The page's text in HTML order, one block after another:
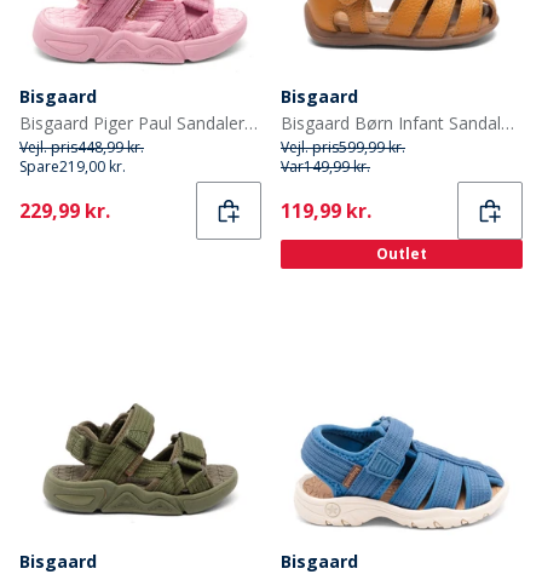
Bisgaard
Bisgaard Piger Paul Sandaler Rose
Vejl. pris448,99 kr.
Spare219,00 kr.
Current
229,99 kr.
Bisgaard
Bisgaard Børn Infant Sandaler Flerfarvet
Vejl. pris599,99 kr.
Var149,99 kr.
Current
119,99 kr.
Outlet
Bisgaard
Bisgaard